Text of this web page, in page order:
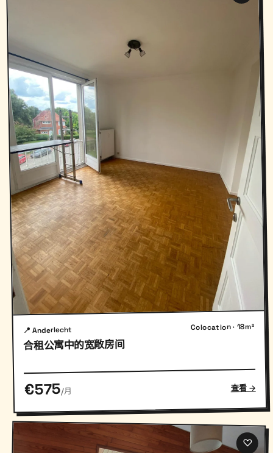
📍 Anderlecht Colocation · 18m²
合租公寓中的宽敞房间
€575/月 查看 →
♡